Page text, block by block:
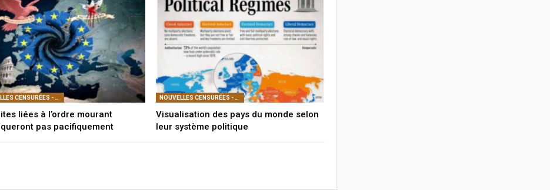
NOUVELLES CENSURÉES - POLITIQUE
liées à l’ordre mourant
pas pacifiquement
NOUVELLES CENSURÉES - POLITIQUE
Visualisation des pays du monde selon
leur système politique